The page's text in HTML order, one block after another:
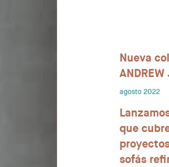
Nueva
ANDREW
agosto 2022
que
sofás